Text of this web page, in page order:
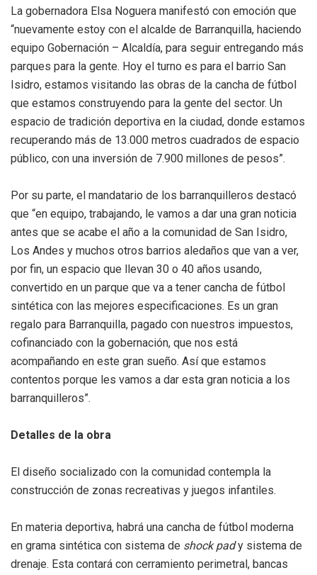
La gobernadora Elsa Noguera manifestó con emoción que
“nuevamente estoy con el alcalde de Barranquilla, haciendo
equipo Gobernación – Alcaldía, para seguir entregando más
parques para la gente. Hoy el turno es para el barrio San
Isidro, estamos visitando las obras de la cancha de fútbol
que estamos construyendo para la gente del sector. Un
espacio de tradición deportiva en la ciudad, donde estamos
recuperando más de 13.000 metros cuadrados de espacio
público, con una inversión de 7.900 millones de pesos”.
Por su parte, el mandatario de los barranquilleros destacó
que “en equipo, trabajando, le vamos a dar una gran noticia
antes que se acabe el año a la comunidad de San Isidro,
Los Andes y muchos otros barrios aledaños que van a ver,
por fin, un espacio que llevan 30 o 40 años usando,
convertido en un parque que va a tener cancha de fútbol
sintética con las mejores especificaciones. Es un gran
regalo para Barranquilla, pagado con nuestros impuestos,
cofinanciado con la gobernación, que nos está
acompañando en este gran sueño. Así que estamos
contentos porque les vamos a dar esta gran noticia a los
barranquilleros”.
Detalles de la obra
El diseño socializado con la comunidad contempla la
construcción de zonas recreativas y juegos infantiles.
En materia deportiva, habrá una cancha de fútbol moderna
en grama sintética con sistema de shock pady sistema de
drenaje. Esta contará con cerramiento perimetral, bancas